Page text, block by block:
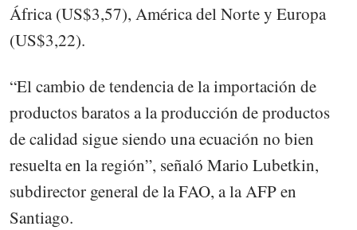
África (US$3,57), América del Norte y Europa
(US$3,22).
“El cambio de tendencia de la importación de
productos baratos a la producción de productos
de calidad sigue siendo una ecuación no bien
resuelta en la región”, señaló Mario Lubetkin,
subdirector general de la FAO, a la AFP en
Santiago.